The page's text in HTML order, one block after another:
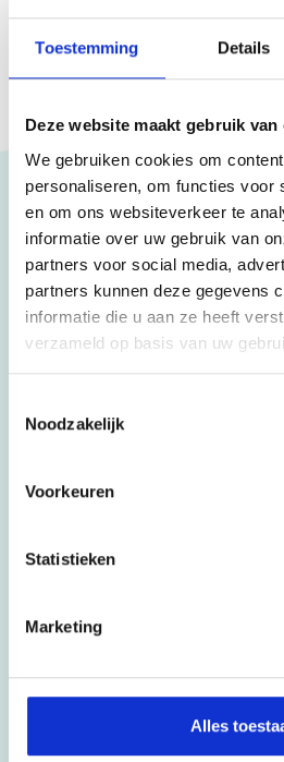
Toestemming Details
Deze website maakt gebruik van
We gebruiken cookies om
personaliseren, om functies voor
en om ons websiteverkeer te
informatie over uw gebruik van
partners voor social media,
partners kunnen deze gegevens
informatie die u aan ze heeft
verzameld op basis van uw
Noodzakelijk
Voorkeuren
Statistieken
Marketing
Alles
Scholen
CSB
HLZ
Hermann Wesselink College
VeenLanden College
Werken bij
Open sollicitatie
Cedergroep
Over ons